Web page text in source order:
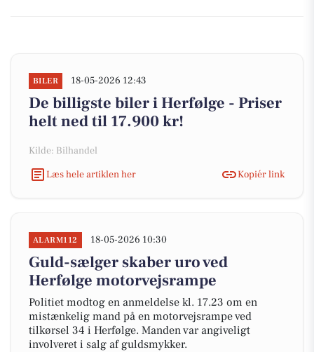
BILER 18-05-2026 12:43
De billigste biler i Herfølge - Priser
helt ned til 17.900 kr!
Kilde: Bilhandel
Læs hele artiklen her
Kopiér link
ALARM112 18-05-2026 10:30
Guld-sælger skaber uro ved
Herfølge motorvejsrampe
Politiet modtog en anmeldelse kl. 17.23 om en
mistænkelig mand på en motorvejsrampe ved
tilkørsel 34 i Herfølge. Manden var angiveligt
involveret i salg af guldsmykker.